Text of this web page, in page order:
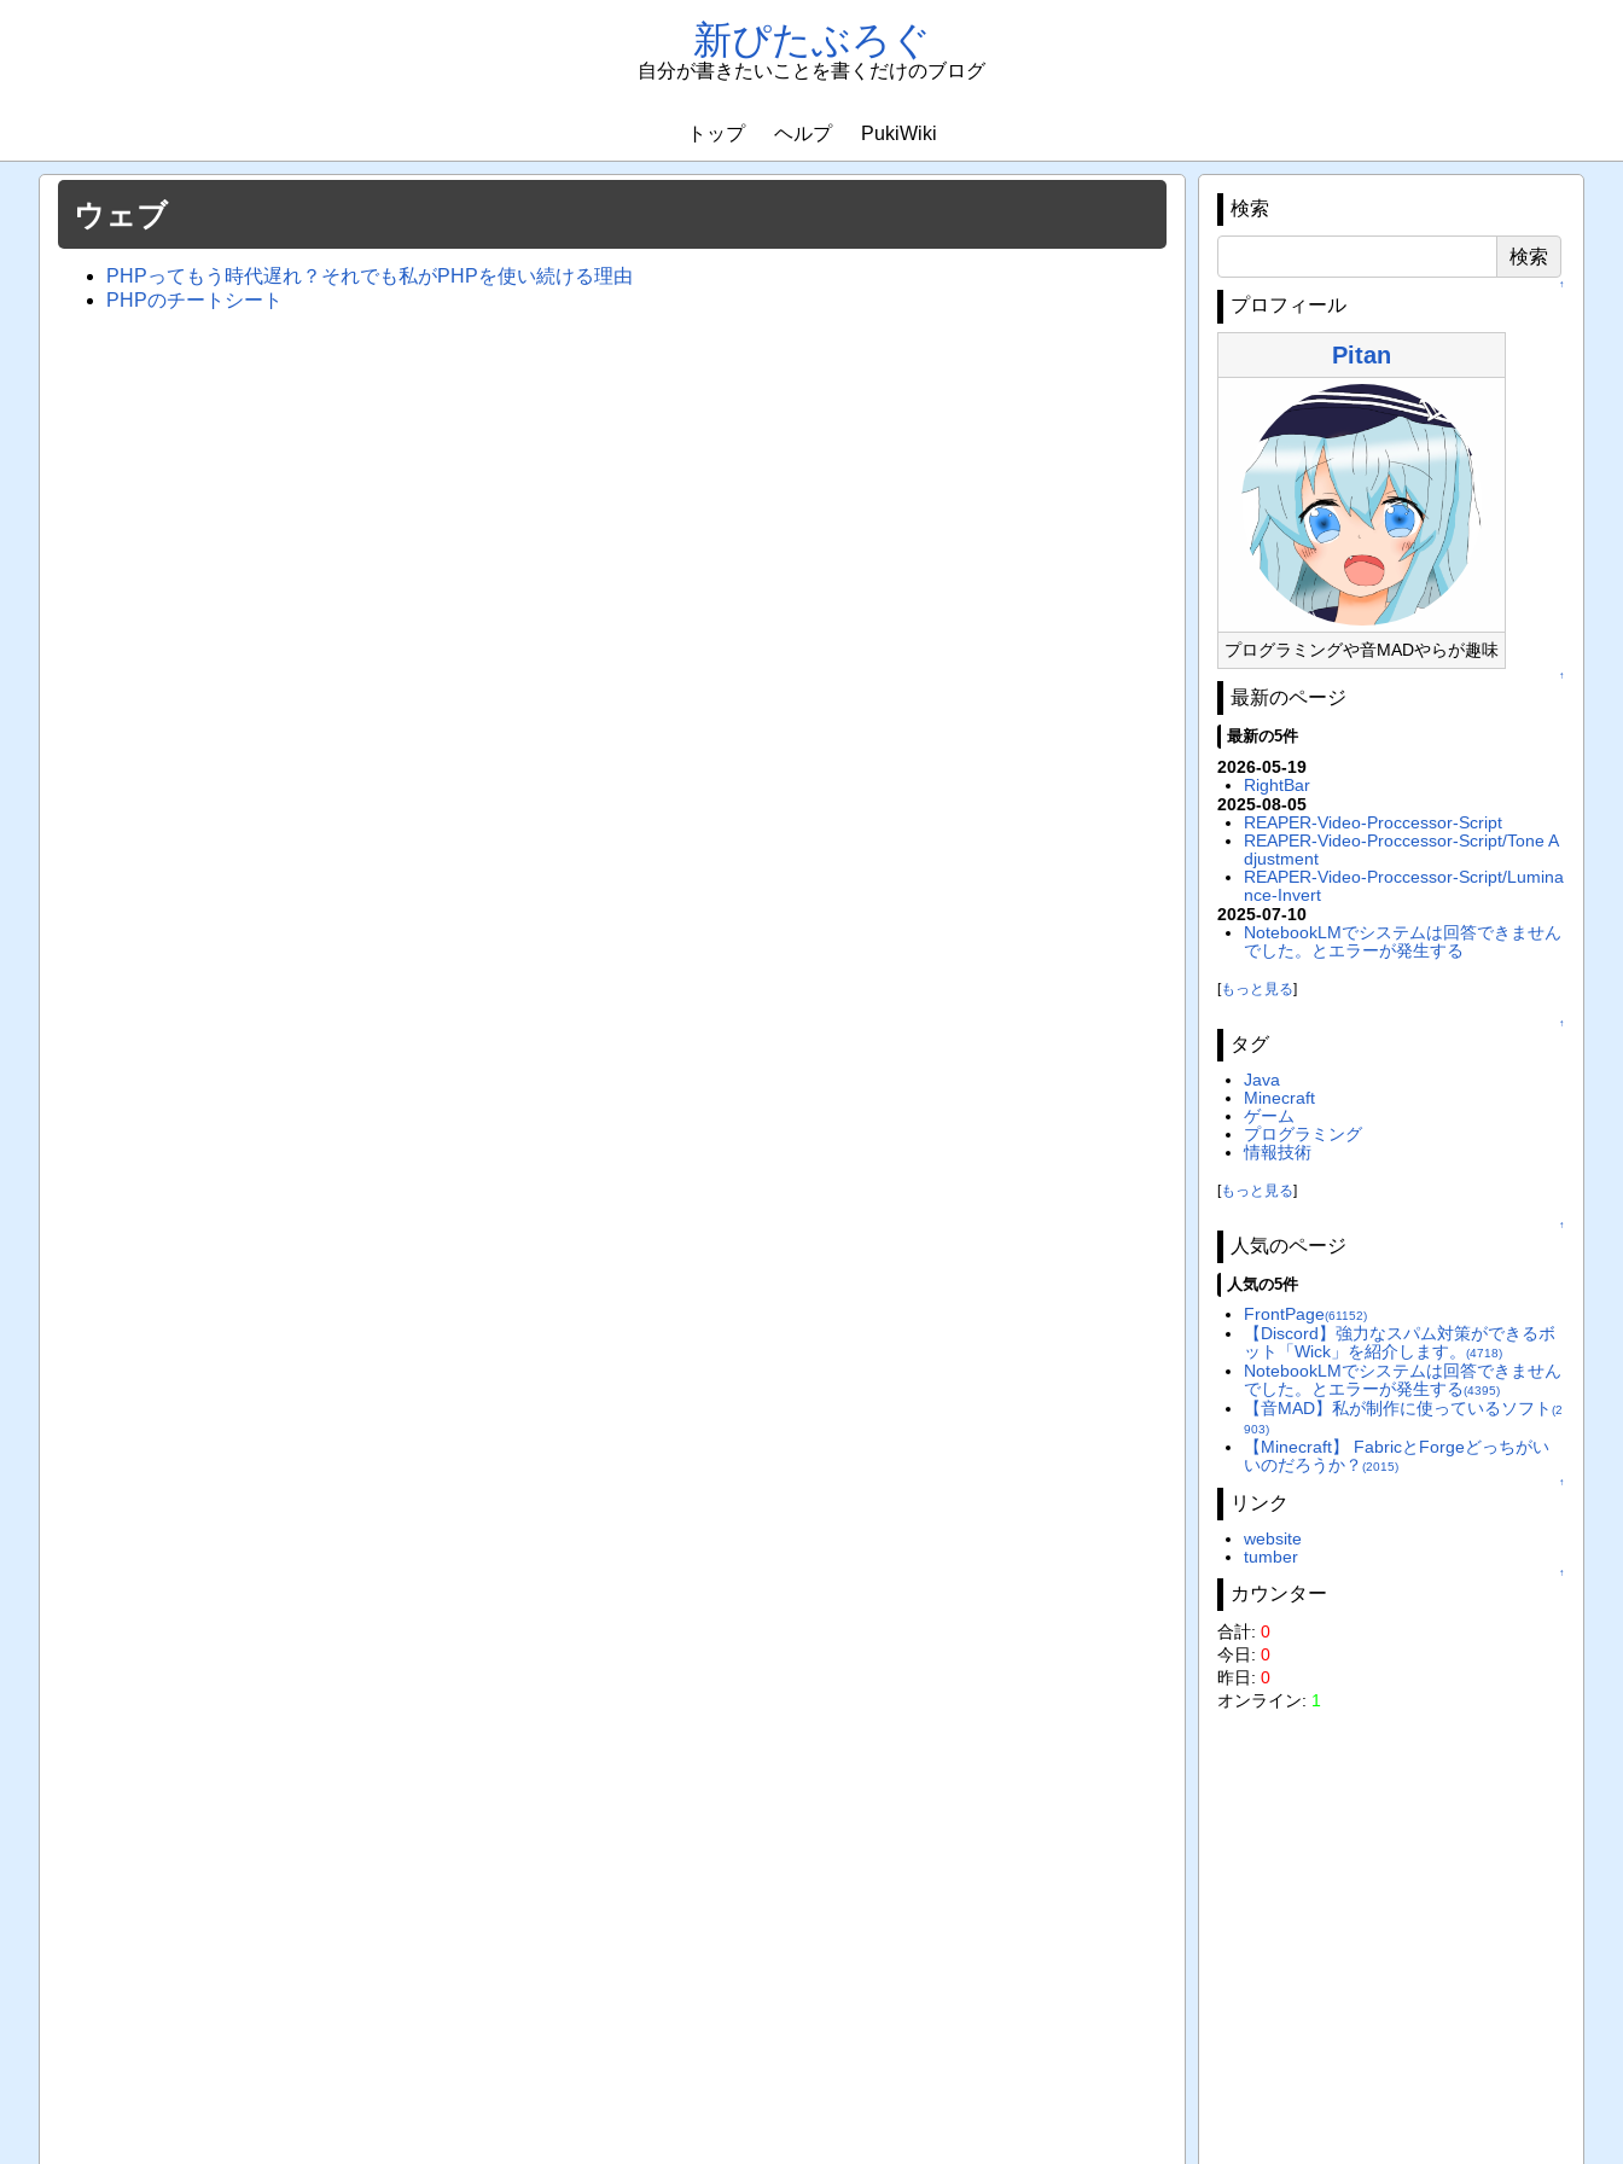
新ぴたぶろぐ
自分が書きたいことを書くだけのブログ
トップ ヘルプ PukiWiki
ウェブ
PHPってもう時代遅れ？それでも私がPHPを使い続ける理由
PHPのチートシート
検索
↑
プロフィール
Pitan
プログラミングや音MADやらが趣味
↑
最新のページ
最新の5件
2026-05-19
RightBar
2025-08-05
REAPER-Video-Proccessor-Script
REAPER-Video-Proccessor-Script/Tone A
djustment
REAPER-Video-Proccessor-Script/Lumina
nce-Invert
2025-07-10
NotebookLMでシステムは回答できません
でした。とエラーが発生する
[もっと見る]
↑
タグ
Java
Minecraft
ゲーム
プログラミング
情報技術
[もっと見る]
↑
人気のページ
人気の5件
FrontPage(61152)
【Discord】強力なスパム対策ができるボ
ット「Wick」を紹介します。
(4718)
NotebookLMでシステムは回答できません
でした。とエラーが発生する(4395)
【音MAD】私が制作に使っているソフト (2
903)
【Minecraft】 FabricとForgeどっちがい
いのだろうか？ (2015)
↑
リンク
website
tumber
↑
カウンター
合計: 0
今日: 0
昨日: 0
オンライン: 1